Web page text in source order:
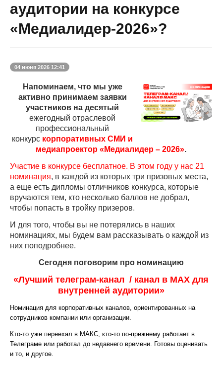
аудитории на конкурсе
«Медиалидер-2026»?
04 июня 2026 12:41
Напоминаем, что мы уже
активно принимаем заявки
участников на десятый
ежегодный отраслевой
профессиональный
конкурс корпоративных СМИ и
медиапроектор «Медиалидер – 2026».
Участие в конкурсе бесплатное. В этом году у нас 21
номинация, в каждой из которых три призовых места,
а еще есть дипломы отличников конкурса, которые
вручаются тем, кто несколько баллов не добрал,
чтобы попасть в тройку призеров.
И для того, чтобы вы не потерялись в наших
номинациях, мы будем вам рассказывать о каждой из
них поподробнее.
Сегодня поговорим про номинацию
«Лучший телеграм-канал / канал в МАХ для
внутренней аудитории»
Номинация для корпоративных каналов, ориентированных на
сотрудников компании или организации.
Кто-то уже переехал в МАКС, кто-то по-прежнему работает в
Телеграме или работал до недавнего времени. Готовы оценивать
и то, и другое.